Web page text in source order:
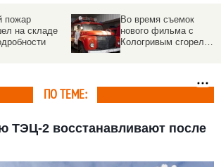
съемок
фильма с
сгорел
Крупный пожар
произошел в
российском конно-
ПО ТЕМЕ:
ТЭЦ-2 восстанавливают после